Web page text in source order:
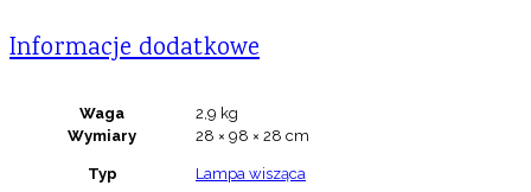
Informacje dodatkowe
Waga
2,9 kg
Wymiary
28 × 98 × 28 cm
Typ Lampa wisząca